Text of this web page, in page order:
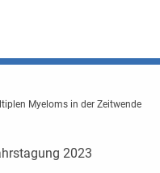
Myeloms in der Zeitwende
2023